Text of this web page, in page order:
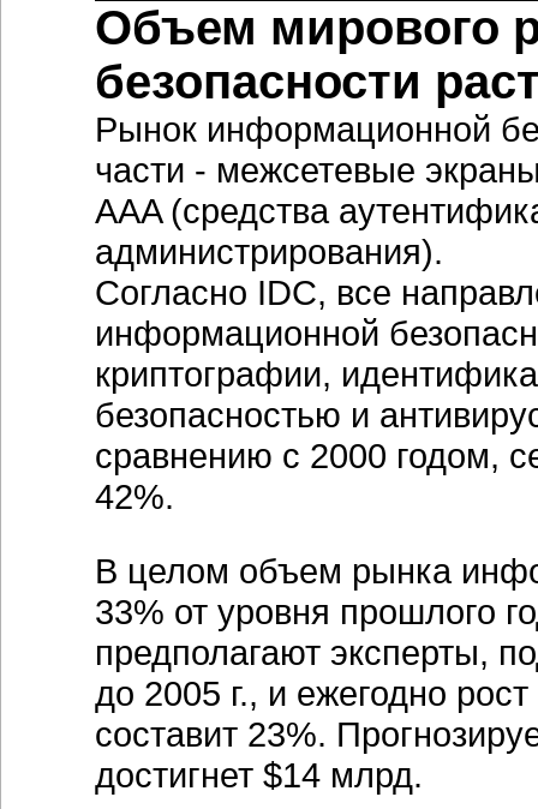
Объем мирового
безопасности
Рынок информационной
части - межсетевые
AAA (средства
администрирования).
Согласно IDC, все
информационной
криптографии,
безопасностью и
сравнению с 2000 годом,
42%.
В целом объем рынка
33% от уровня прошлого
предполагают эксперты,
до 2005 г., и ежегодно
составит 23%.
достигнет $14 млрд.